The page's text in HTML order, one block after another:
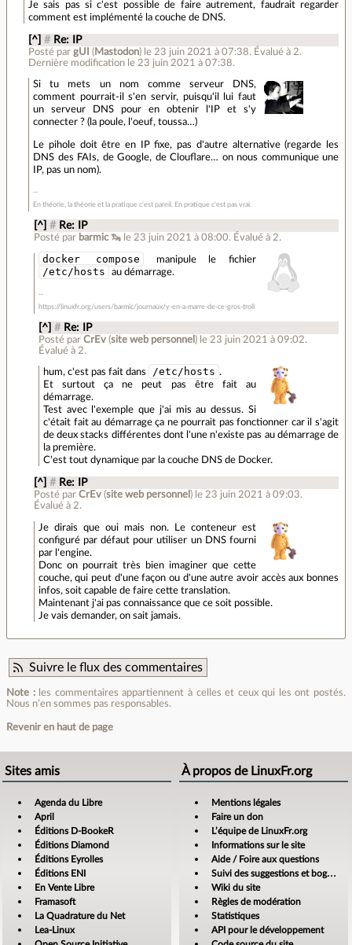
Je sais pas si c'est possible de faire autrement, faudrait regarder
comment est implémenté la couche de DNS.
[^] # Re: IP
Posté pargUI ( Mastodon) le 23 juin 2021 à 07:38. Évalué à 2.
Dernière modification le 23 juin 2021 à 07:38.
Si tu mets un nom comme serveur DNS,
comment pourrait-il s'en servir, puisqu'il lui faut
un serveur DNS pour en obtenir l'IP et s'y
connecter ? (la poule, l'oeuf, toussa…)
Le pihole doit être en IP fixe, pas d'autre alternative (regarde les
DNS des FAIs, de Google, de Clouflare… on nous communique une
IP, pas un nom).
En théorie, la théorie et la pratique c'est pareil. En pratique c'est pas vrai.
[^] # Re: IP
Posté par barmic 🦦 le 23 juin 2021 à 08:00. Évalué à 2.
docker compose manipule le fichier
/etc/hosts au démarrage.
https://linuxfr.org/users/barmic/journaux/y-en-a-marre-de-ce-gros-troll
[^] # Re: IP
Posté par CrEv(site web personnel ) le 23 juin 2021 à 09:02.
Évalué à 2.
hum, c'est pas fait dans /etc/hosts .
Et surtout ça ne peut pas être fait au
démarrage.
Test avec l'exemple que j'ai mis au dessus. Si
c'était fait au démarrage ça ne pourrait pas fonctionner car il s'agit
de deux stacks différentes dont l'une n'existe pas au démarrage de
la première.
C'est tout dynamique par la couche DNS de Docker.
[^] # Re: IP
Posté par CrEv(site web personnel ) le 23 juin 2021 à 09:03.
Évalué à 2.
Je dirais que oui mais non. Le conteneur est
configuré par défaut pour utiliser un DNS fourni
par l'engine.
Donc on pourrait très bien imaginer que cette
couche, qui peut d'une façon ou d'une autre avoir accès aux bonnes
infos, soit capable de faire cette translation.
Maintenant j'ai pas connaissance que ce soit possible.
Je vais demander, on sait jamais.
Suivre le flux des commentaires
Note :les commentaires appartiennent à celles et ceux qui les ont postés.
Nous n’en sommes pas responsables.
Revenir en haut de page
Sites amis
Agenda du Libre
April
Éditions D-BookeR
Éditions Diamond
Éditions Eyrolles
Éditions ENI
En Vente Libre
Framasoft
La Quadrature du Net
Lea-Linux
À propos de LinuxFr.org
Mentions légales
Faire un don
L’équipe de LinuxFr.org
Informations sur le site
Aide / Foire aux questions
Suivi des suggestions et bogues
Wiki du site
Règles de modération
Statistiques
API pour le développement